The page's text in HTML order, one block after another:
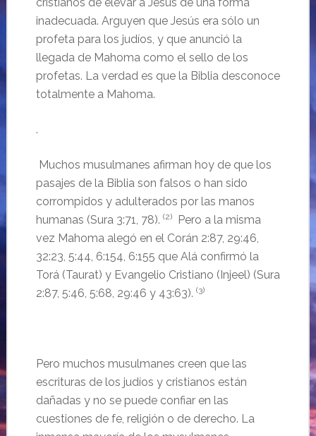
inadecuada. Arguyen que Jesús era sólo un
profeta para los judíos, y que anunció la
llegada de Mahoma como el sello de los
profetas. La verdad es que la Biblia desconoce
totalmente a Mahoma.
.
Muchos musulmanes afirman hoy de que los
pasajes de la Biblia son falsos o han sido
corrompidos y adulterados por las manos
humanas (Sura 3:71, 78). (2)Pero a la misma
vez Mahoma alegó en el Corán 2:87, 29:46,
32:23, 5:44, 6:154, 6:155 que Alá confirmó la
Torá (Taurat) y Evangelio Cristiano (Injeel) (Sura
2:87, 5:46, 5:68, 29:46 y 43:63). (3)
Pero muchos musulmanes creen que las
escrituras de los judíos y cristianos están
dañadas y no se puede confiar en las
cuestiones de fe, religión o de derecho. La